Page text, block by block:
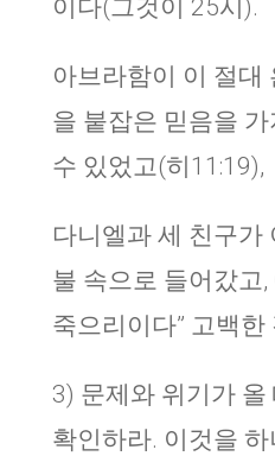
이다(그것이 25시).
아브라함이 이 절대
을 붙잡은 믿음을
수 있었고(히11:19),
다니엘과 세 친구가
불 속으로 들어갔고,
죽으리이다” 고백한
3) 문제와 위기가
확인하라. 이것을